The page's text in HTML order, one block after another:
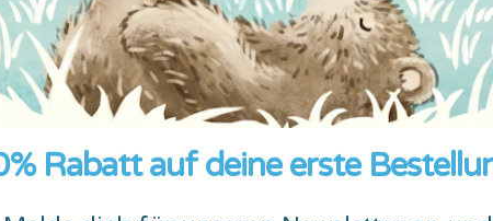
für deine
um
ist.
Rabatt auf deine erste